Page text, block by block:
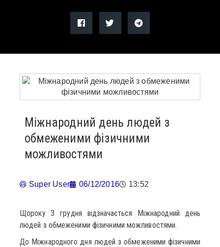
Міжнародний день людей з
обмеженими фізичними
можливостями
Super User 06/12/2016 13:52
Щороку 3 грудня відзначається Міжнародний день
людей з обмеженими фізичними можливостями.
До Міжнародного дня людей з обмеженими фізичними